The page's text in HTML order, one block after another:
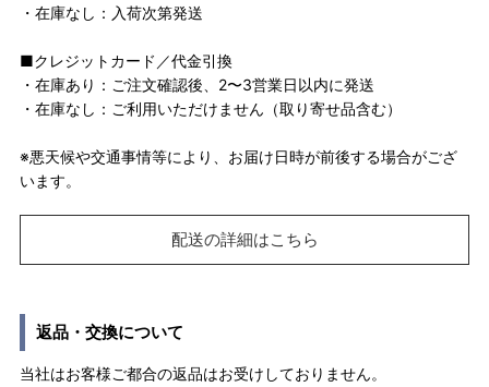
・在庫なし：入荷次第発送
■クレジットカード／代金引換
・在庫あり：ご注文確認後、2〜3営業日以内に発送
・在庫なし：ご利用いただけません（取り寄せ品含む）
※悪天候や交通事情等により、お届け日時が前後する場合がござ
います。
配送の詳細はこちら
返品・交換について
当社はお客様ご都合の返品はお受けしておりません。